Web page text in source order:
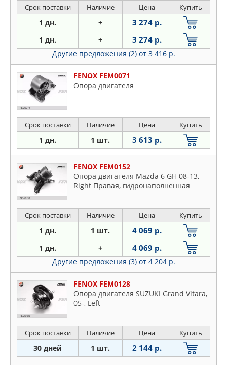
Срок поставки Наличие Цена Купить
1 дн. + 3 274 р.
1 дн. + 3 274 р.
Другие предложения (2) от 3 416 р.
FENOX FEM0071
Опора двигателя
Срок поставки Наличие Цена Купить
1 дн. 1 шт. 3 613 р.
FENOX FEM0152
Опора двигателя Mazda 6 GH 08-13,
Right Правая, гидронаполненная
Срок поставки Наличие Цена Купить
1 дн. 1 шт. 4 069 р.
1 дн. + 4 069 р.
Другие предложения (3) от 4 204 р.
FENOX FEM0128
Опора двигателя SUZUKI Grand Vitara,
05-, Left
Срок поставки Наличие Цена Купить
30 дней 1 шт. 2 144 р.